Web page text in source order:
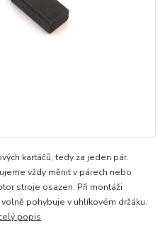
kartáčů, tedy za jeden pár.
vždy měnit v párech nebo
stroje osazen. Při montáži
pohybuje v uhlíkovém držáku.
popis